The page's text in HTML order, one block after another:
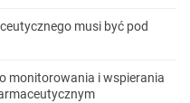
musi być pod
monitorowania i wspierania